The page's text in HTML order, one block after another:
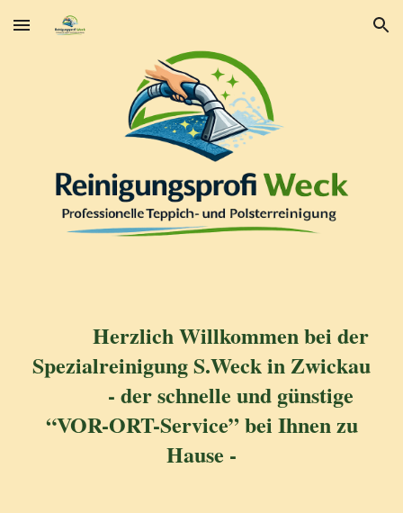
Skip to main content Skip to navigation
Herzlich Willkommen bei der
Spezialreinigung S.Weck in Zwickau
- der schnelle und günstige
“VOR-ORT-Service” bei Ihnen zu
Hause -